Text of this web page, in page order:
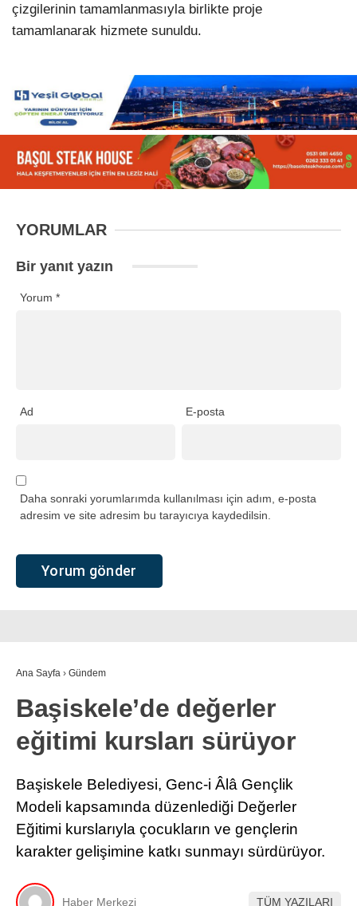
çizgilerinin tamamlanmasıyla birlikte proje
tamamlanarak hizmete sunuldu.
YORUMLAR
Bir yanıt yazın
Yorum *
Ad E-posta
Daha sonraki yorumlarımda kullanılması için adım, e-posta
adresim ve site adresim bu tarayıcıya kaydedilsin.
Ana Sayfa › Gündem
Başiskele’de değerler
eğitimi kursları sürüyor
Başiskele Belediyesi, Genc-i Âlâ Gençlik
Modeli kapsamında düzenlediği Değerler
Eğitimi kurslarıyla çocukların ve gençlerin
karakter gelişimine katkı sunmayı sürdürüyor.
Haber Merkezi TÜM YAZILARI